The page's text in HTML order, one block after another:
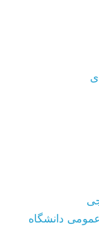
دانشگاه